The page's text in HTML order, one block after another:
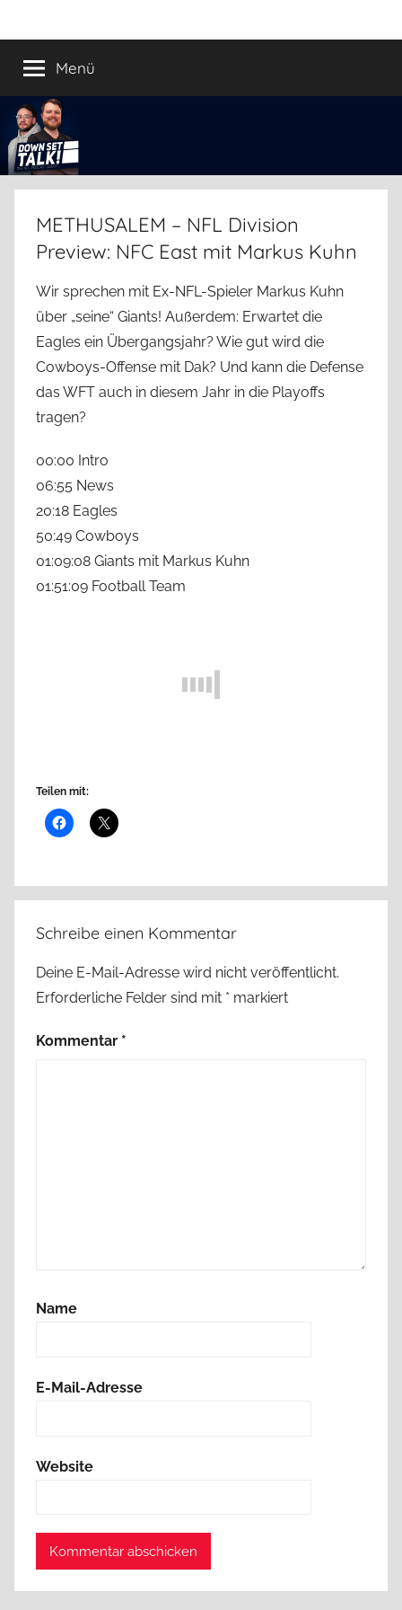
Inhalt
springen
Down
Set
Talk!
PodcastMenü
METHUSALEM – NFL Division
Preview: NFC East mit Markus Kuhn
Wir sprechen mit Ex-NFL-Spieler Markus Kuhn
über „seine“ Giants! Außerdem: Erwartet die
Eagles ein Übergangsjahr? Wie gut wird die
Cowboys-Offense mit Dak? Und kann die Defense
das WFT auch in diesem Jahr in die Playoffs
tragen?
00:00 Intro
06:55 News
20:18 Eagles
50:49 Cowboys
01:09:08 Giants mit Markus Kuhn
01:51:09 Football Team
Teilen mit:
Schreibe einen Kommentar
Deine E-Mail-Adresse wird nicht veröffentlicht.
Erforderliche Felder sind mit * markiert
Kommentar *
Name
E-Mail-Adresse
Website